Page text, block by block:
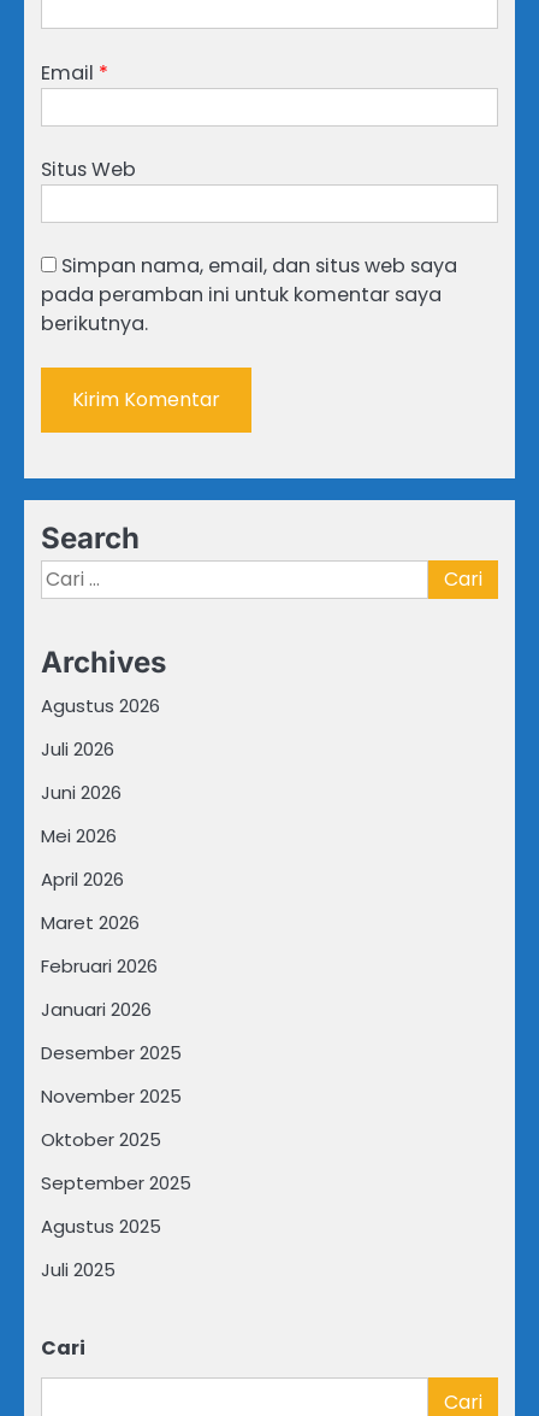
Email *
Situs Web
Simpan nama, email, dan situs web saya
pada peramban ini untuk komentar saya
berikutnya.
Search
Cari
untuk:
Archives
Agustus 2026
Juli 2026
Juni 2026
Mei 2026
April 2026
Maret 2026
Februari 2026
Januari 2026
Desember 2025
November 2025
Oktober 2025
September 2025
Agustus 2025
Juli 2025
Cari
Cari